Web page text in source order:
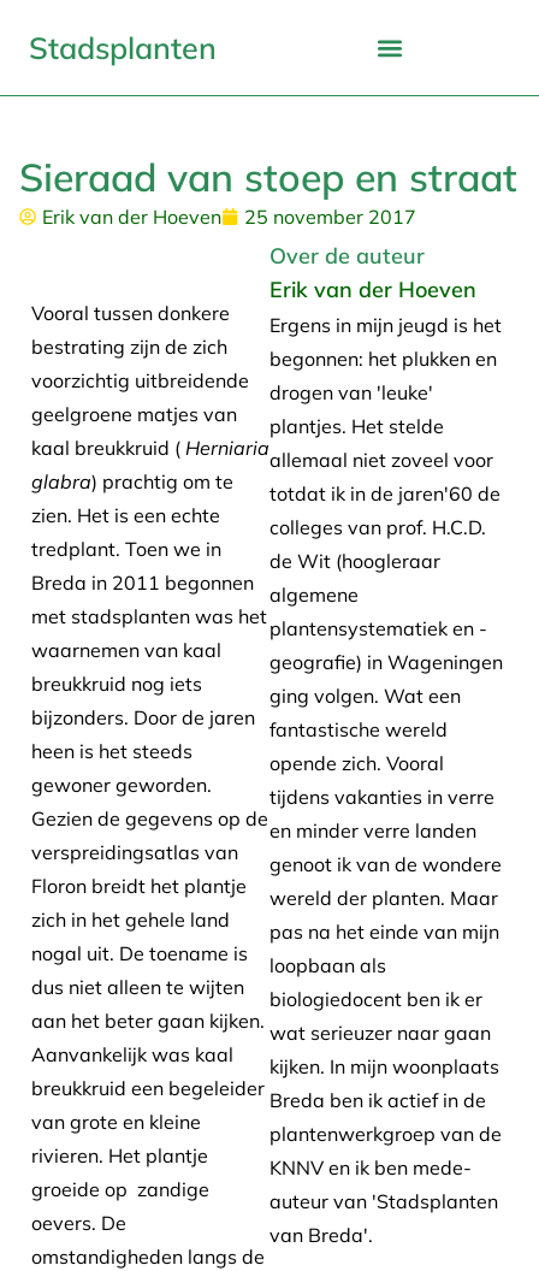
Stadsplanten
Sieraad van stoep en straat
Erik van der Hoeven 25 november 2017
Vooral tussen donkere
bestrating zijn de zich
voorzichtig uitbreidende
geelgroene matjes van
kaal breukkruid ( Herniaria
glabra) prachtig om te
zien. Het is een echte
tredplant. Toen we in
Breda in 2011 begonnen
met stadsplanten was het
waarnemen van kaal
breukkruid nog iets
bijzonders. Door de jaren
heen is het steeds
gewoner geworden.
Gezien de gegevens op de
verspreidingsatlas van
Floron breidt het plantje
zich in het gehele land
nogal uit. De toename is
dus niet alleen te wijten
aan het beter gaan kijken.
Aanvankelijk was kaal
breukkruid een begeleider
van grote en kleine
rivieren. Het plantje
groeide op zandige
oevers. De
omstandigheden langs de
Over de auteur
Erik van der Hoeven
Ergens in mijn jeugd is het
begonnen: het plukken en
drogen van 'leuke'
plantjes. Het stelde
allemaal niet zoveel voor
totdat ik in de jaren'60 de
colleges van prof. H.C.D.
de Wit (hoogleraar
algemene
plantensystematiek en -
geografie) in Wageningen
ging volgen. Wat een
fantastische wereld
opende zich. Vooral
tijdens vakanties in verre
en minder verre landen
genoot ik van de wondere
wereld der planten. Maar
pas na het einde van mijn
loopbaan als
biologiedocent ben ik er
wat serieuzer naar gaan
kijken. In mijn woonplaats
Breda ben ik actief in de
plantenwerkgroep van de
KNNV en ik ben mede-
auteur van 'Stadsplanten
van Breda'.